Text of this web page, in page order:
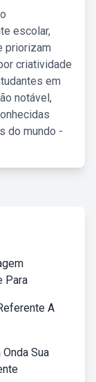
escolar,
priorizam
criatividade
em
notável,
do mundo -
Para
A
Sua